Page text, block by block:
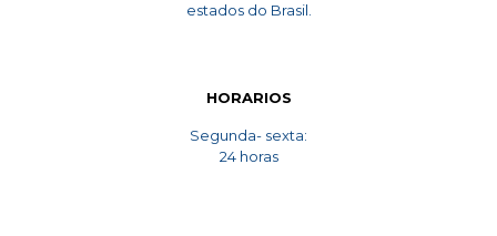
estados do Brasil.
HORARIOS
Segunda- sexta:
24 horas